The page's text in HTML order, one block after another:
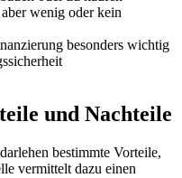
wenig oder kein
besonders wichtig
und Nachteile
bestimmte Vorteile,
vermittelt dazu einen